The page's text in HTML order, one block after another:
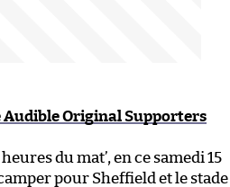
Audible Original Supporters
du mat’, en ce samedi 15
pour Sheffield et le stade